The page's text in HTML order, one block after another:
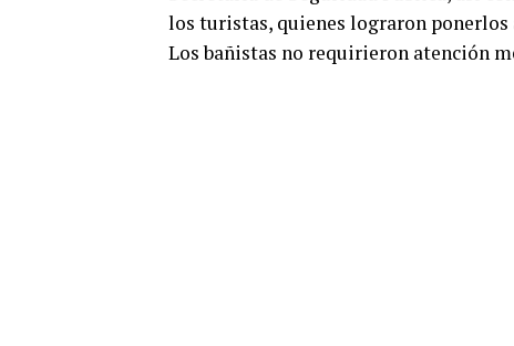
los turistas, quienes lograron ponerlos
Los bañistas no requirieron atención